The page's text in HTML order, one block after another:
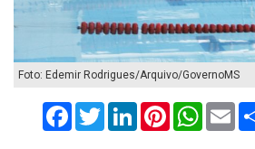
Foto: Edemir Rodrigues/Arquivo/GovernoMS
FacebookTwitterLinkedInPinterest